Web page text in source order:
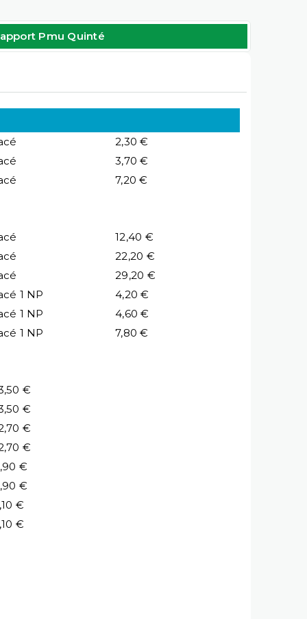
Pmu Quinté
2,30 €
3,70 €
7,20 €
12,40 €
22,20 €
29,20 €
1 NP
4,20 €
1 NP
4,60 €
1 NP
7,80 €
€
€
€
€
€
€
€
€